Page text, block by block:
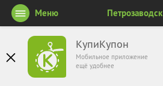
КупиКупон
Мобильное приложение
ещё удобнее
Меню Петрозаводск